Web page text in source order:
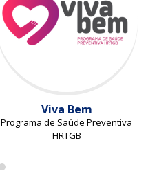
Viva Bem
Programa de Saúde Preventiva
HRTGB